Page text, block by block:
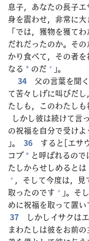
息子，あなたの長子エ
身を震わせ， 非常に大
「では， 獲物を獲て
だれだったのか。そ
かり食べて，その者を
なる * のだ + 」。
34
父の言葉を聞
て苦々 しげに叫びだし，
たしも，このわたしも
しかし彼は続けて言
の祝福を自分で受けよ
」。 36 すると[エサ
コブ * と呼ばれるので
たしからせしめるとは
+ ，そして今度は， 見
取ったのです + 」。そ
めに祝福を取って置い
37
しかしイサクは
まわたしは彼をお前の